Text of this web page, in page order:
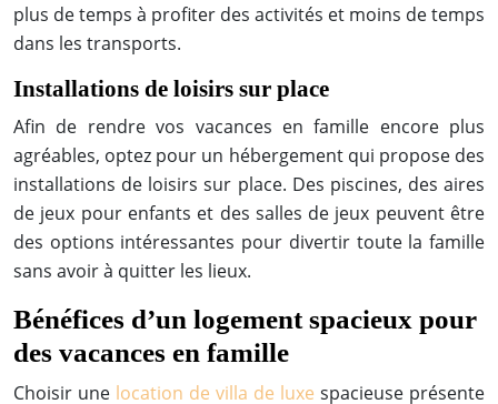
plus de temps à profiter des activités et moins de temps
dans les transports.
Installations de loisirs sur place
Afin de rendre vos vacances en famille encore plus
agréables, optez pour un hébergement qui propose des
installations de loisirs sur place. Des piscines, des aires
de jeux pour enfants et des salles de jeux peuvent être
des options intéressantes pour divertir toute la famille
sans avoir à quitter les lieux.
Bénéfices d’un logement spacieux pour
des vacances en famille
Choisir une location de villa de luxe spacieuse présente